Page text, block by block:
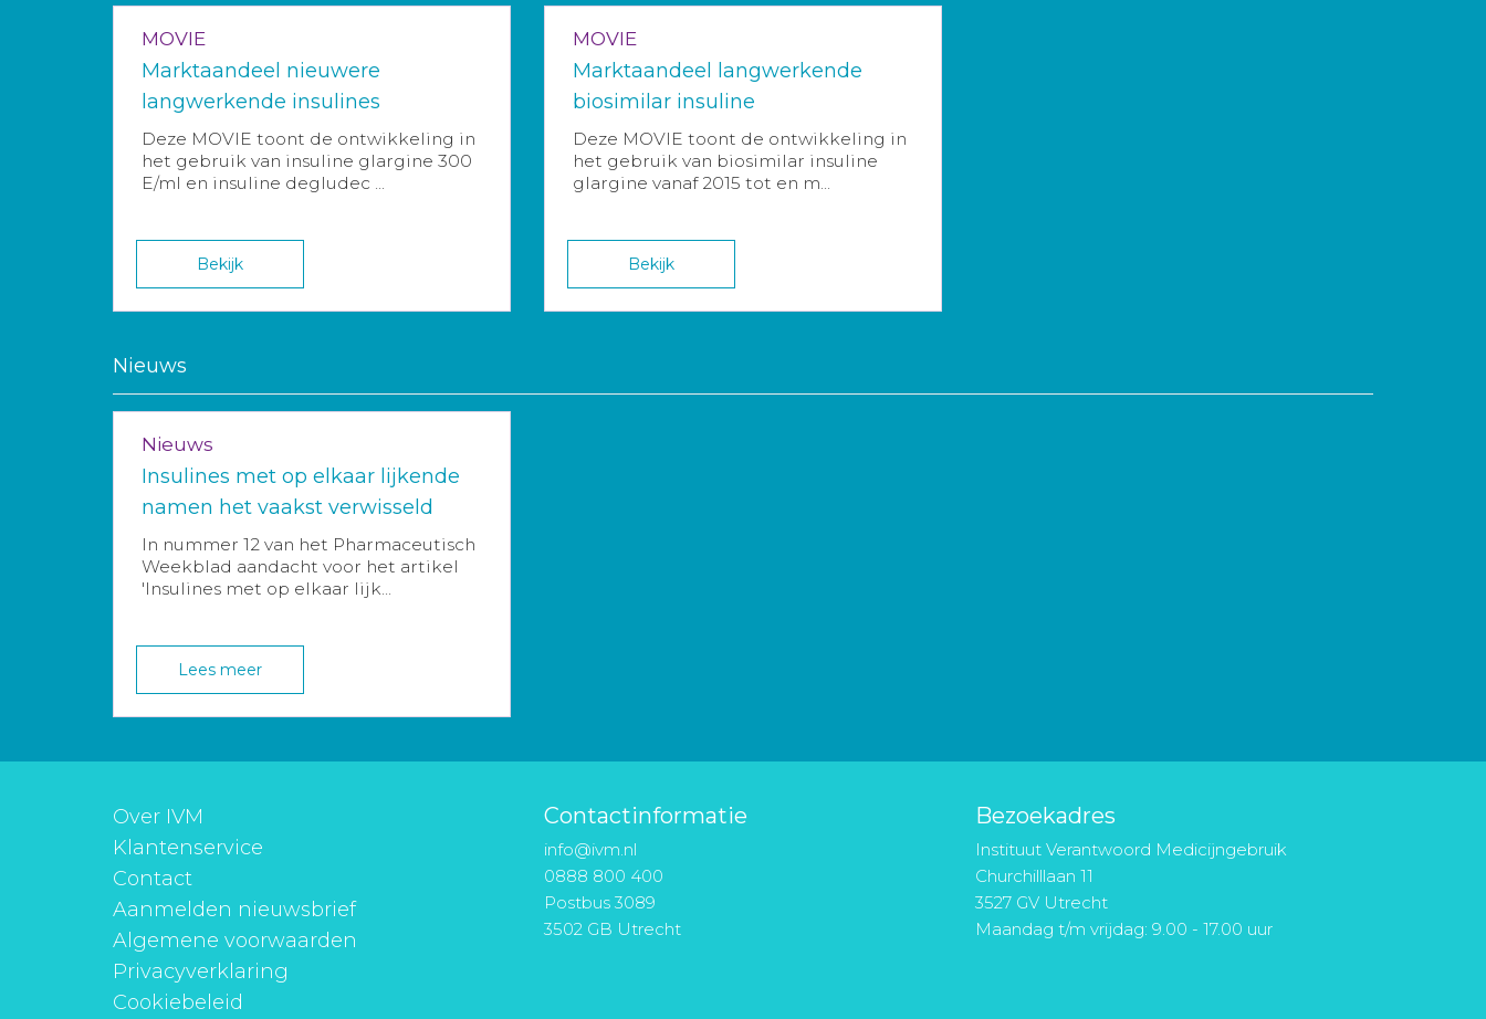
MOVIE
Marktaandeel nieuwere
langwerkende insulines
Deze MOVIE toont de ontwikkeling in
het gebruik van insuline glargine 300
E/ml en insuline degludec ...
Bekijk
MOVIE
Marktaandeel langwerkende
biosimilar insuline
Deze MOVIE toont de ontwikkeling in
het gebruik van biosimilar insuline
glargine vanaf 2015 tot en m...
Bekijk
Nieuws
Nieuws
Insulines met op elkaar lijkende
namen het vaakst verwisseld
In nummer 12 van het Pharmaceutisch
Weekblad aandacht voor het artikel
'Insulines met op elkaar lijk...
Lees meer
Over IVM
Klantenservice
Contact
Aanmelden nieuwsbrief
Algemene voorwaarden
Privacyverklaring
Cookiebeleid
Contactinformatie
info@ivm.nl
0888 800 400
Postbus 3089
3502 GB Utrecht
Bezoekadres
Instituut Verantwoord Medicijngebruik
Churchilllaan 11
3527 GV Utrecht
Maandag t/m vrijdag: 9.00 - 17.00 uur